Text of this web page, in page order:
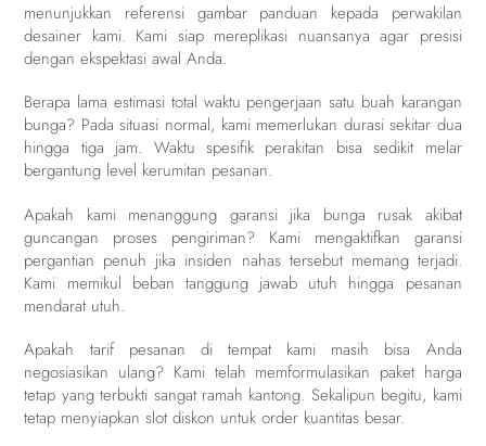
menunjukkan referensi gambar panduan kepada perwakilan
desainer kami. Kami siap mereplikasi nuansanya agar presisi
dengan ekspektasi awal Anda.
Berapa lama estimasi total waktu pengerjaan satu buah karangan
bunga? Pada situasi normal, kami memerlukan durasi sekitar dua
hingga tiga jam. Waktu spesifik perakitan bisa sedikit melar
bergantung level kerumitan pesanan.
Apakah kami menanggung garansi jika bunga rusak akibat
guncangan proses pengiriman? Kami mengaktifkan garansi
pergantian penuh jika insiden nahas tersebut memang terjadi.
Kami memikul beban tanggung jawab utuh hingga pesanan
mendarat utuh.
Apakah tarif pesanan di tempat kami masih bisa Anda
negosiasikan ulang? Kami telah memformulasikan paket harga
tetap yang terbukti sangat ramah kantong. Sekalipun begitu, kami
tetap menyiapkan slot diskon untuk order kuantitas besar.